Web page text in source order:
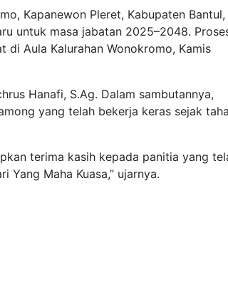
Kapanewon Pleret, Kabupaten Bantul,
untuk masa jabatan 2025–2048.
di Aula Kalurahan Wonokromo, Kamis
Hanafi, S.Ag. Dalam sambutannya,
yang telah bekerja keras sejak
terima kasih kepada panitia yang
Yang Maha Kuasa,” ujarnya.